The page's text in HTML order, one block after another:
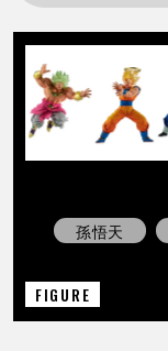
MOVIE
LANGUAGE
JP
EN
孫悟天
FIGURE